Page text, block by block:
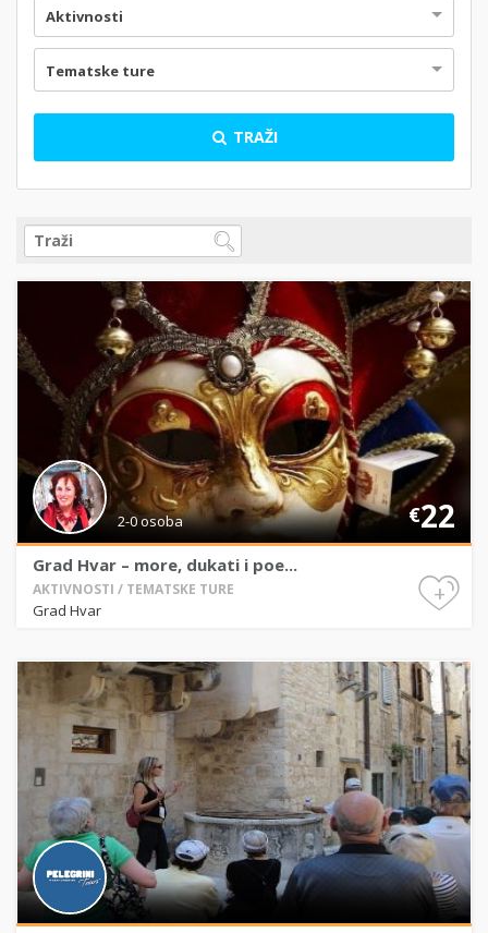
Aktivnosti
Tematske ture
TRAŽI
2-0 osoba €22
Grad Hvar – more, dukati i poe...
AKTIVNOSTI / TEMATSKE TURE
Grad Hvar
+